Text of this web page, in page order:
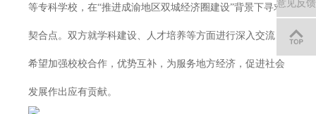
等专科学校，在“推进成渝地区双城经济圈建设”背景下寻求
契合点。双方就学科建设、人才培养等方面进行深入交流，
希望加强校校合作，优势互补，为服务地方经济，促进社会
发展作出应有贡献。
8818
2883
意见反馈